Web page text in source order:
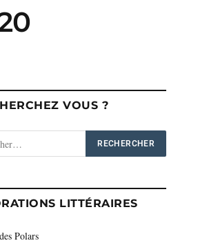
VOUS ?
LITTÉRAIRES
Polars